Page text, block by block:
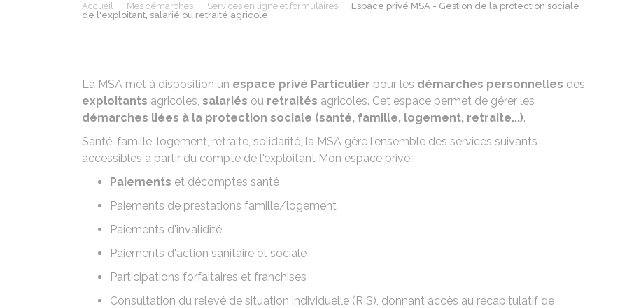
Accueil Mes démarches Services en ligne et formulaires
Espace privé MSA - Gestion de la protection sociale
de l'exploitant, salarié ou retraité agricole
La MSA met à disposition un espace privé Particulier pour les démarches personnelles des
exploitants agricoles, salariés ou retraités agricoles. Cet espace permet de gérer les
démarches liées à la protection sociale (santé, famille, logement, retraite...).
Santé, famille, logement, retraite, solidarité, la MSA gère l'ensemble des services suivants
accessibles à partir du compte de l'exploitant Mon espace privé :
Paiements et décomptes santé
Paiements de prestations famille/logement
Paiements d'invalidité
Paiements d'action sanitaire et sociale
Participations forfaitaires et franchises
Consultation du relevé de situation individuelle (RIS), donnant accès au récapitulatif de